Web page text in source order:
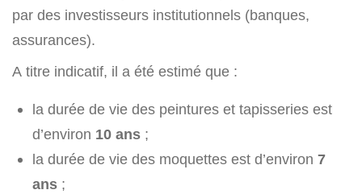
par des investisseurs institutionnels (banques,
assurances).
A titre indicatif, il a été estimé que :
la durée de vie des peintures et tapisseries est
d’environ 10 ans ;
la durée de vie des moquettes est d’environ 7
ans ;